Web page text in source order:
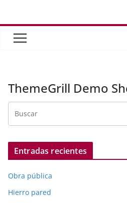
contenido
ThemeGrill Demo
Entradas recientes
Obra pública
Hierro pared